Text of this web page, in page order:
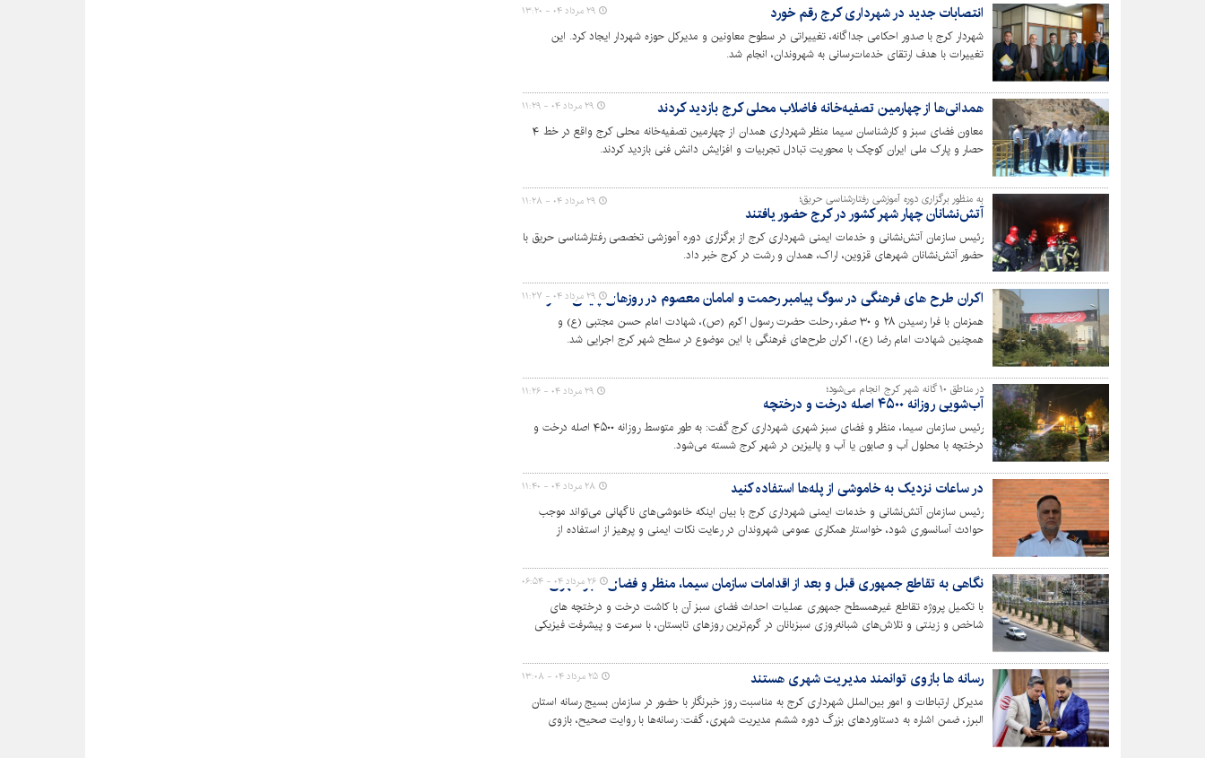
انتصابات جدید در شهرداری کرج رقم خورد
شهردار کرج با صدور احکامی جداگانه، تغییراتی در سطوح معاونین و مدیرکل حوزه شهردار ایجاد کرد. این
تغییرات با هدف ارتقای خدمات‌رسانی به شهروندان، انجام شد.
۲۹ مرداد ۰۴ - ۱۳:۲۰
همدانی‌ها از چهارمین تصفیه‌خانه فاضلاب محلی کرج بازدید کردند
معاون فضای سبز و کارشناسان سیما منظر شهرداری همدان از چهارمین تصفیه‌خانه محلی کرج واقع در خط ۴
حصار و پارک ملی ایران کوچک با محوریت تبادل تجربیات و افزایش دانش فنی بازدید کردند.
۲۹ مرداد ۰۴ - ۱۱:۲۹
به منظور برگزاری دوره آموزشی رفتارشناسی حریق؛
آتش‌نشانان چهار شهر کشور در کرج حضور یافتند
رئیس سازمان آتش‌نشانی و خدمات ایمنی شهرداری کرج از برگزاری دوره آموزشی تخصصی رفتارشناسی حریق با
حضور آتش‌نشانان شهرهای قزوین، اراک، همدان و رشت در کرج خبر داد.
۲۹ مرداد ۰۴ - ۱۱:۲۸
اکران طرح های فرهنگی در سوگ پیامبر رحمت و امامان معصوم در روزهای پایانی صفر
همزمان با فرا رسیدن ۲۸ و ۳۰ صفر، رحلت حضرت رسول اکرم (ص)، شهادت امام حسن مجتبی (ع) و
همچنین شهادت امام رضا (ع)، اکران طرح‌های فرهنگی با این موضوع در سطح شهر کرج اجرایی شد.
۲۹ مرداد ۰۴ - ۱۱:۲۷
در مناطق ۱۰ گانه شهر کرج انجام می‌شود؛
آب‌شویی روزانه ۴۵۰۰ اصله درخت و درختچه
رئیس سازمان سیما، منظر و فضای سبز شهری شهرداری کرج گفت: به طور متوسط روزانه ۴۵۰۰ اصله درخت و
درختچه با محلول آب و صابون یا آب و پالیزین در شهر کرج شسته می‌شود.
۲۹ مرداد ۰۴ - ۱۱:۲۶
در ساعات نزدیک به خاموشی از پله‌ها استفاده کنید
رئیس سازمان آتش‌نشانی و خدمات ایمنی شهرداری کرج با بیان اینکه خاموشی‌های ناگهانی می‌تواند موجب
حوادث آسانسوری شود، خواستار همکاری عمومی شهروندان در رعایت نکات ایمنی و پرهیز از استفاده از
۲۸ مرداد ۰۴ - ۱۱:۴۰
نگاهی به تقاطع جمهوری قبل و بعد از اقدامات سازمان سیما، منظر و فضای سبز شهری
با تکمیل پروژه تقاطع غیرهمسطح جمهوری عملیات احداث فضای سبز آن با کاشت درخت و درختچه های
شاخص و زینتی و تلاش‌های شبانه‌روزی سبزبانان در گرم‌ترین روزهای تابستان، با سرعت و پیشرفت فیزیکی
۲۶ مرداد ۰۴ - ۰۶:۵۴
رسانه ها بازوی توانمند مدیریت شهری هستند
مدیرکل ارتباطات و امور بین‌الملل شهرداری کرج به مناسبت روز خبرنگار با حضور در سازمان بسیج رسانه استان
البرز، ضمن اشاره به دستاوردهای بزرگ دوره ششم مدیریت شهری، گفت: رسانه‌ها با روایت صحیح، بازوی
۲۵ مرداد ۰۴ - ۱۳:۰۸